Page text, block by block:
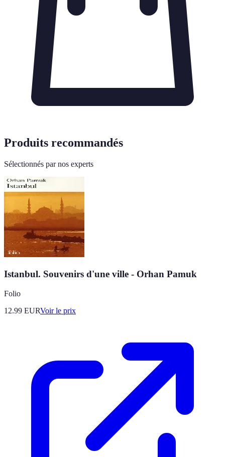
Produits recommandés
Sélectionnés par nos experts
Istanbul. Souvenirs d'une ville - Orhan Pamuk
Folio
12.99 EURVoir le prix